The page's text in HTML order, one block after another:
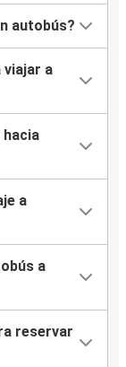
autobús?
viajar a
a
a
reservar